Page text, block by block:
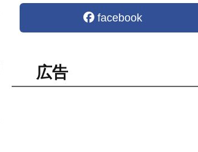
facebook
広告